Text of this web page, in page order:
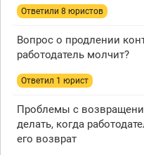
Ответили 8 юристов
Вопрос о продлении
работодатель молчит?
Ответил 1 юрист
Проблемы с
делать, когда
его возврат